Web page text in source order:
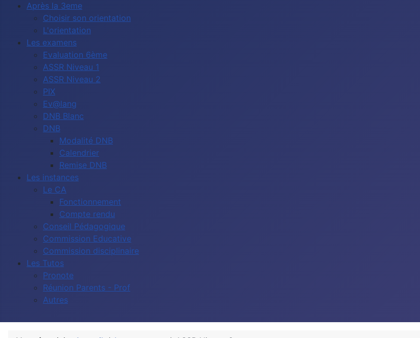
Après la 3eme
Choisir son orientation
L'orientation
Les examens
Evaluation 6ème
ASSR Niveau 1
ASSR Niveau 2
PIX
Ev@lang
DNB Blanc
DNB
Modalité DNB
Calendrier
Remise DNB
Les instances
Le CA
Fonctionnement
Compte rendu
Conseil Pédagogique
Commission Educative
Commission disciplinaire
Les Tutos
Pronote
Réunion Parents - Prof
Autres